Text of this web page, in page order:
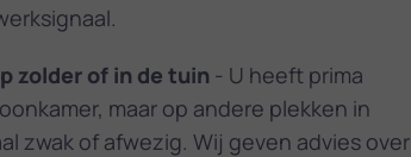
zolder of in de tuin - U heeft prima
maar op andere plekken in
zwak of afwezig. Wij geven advies over